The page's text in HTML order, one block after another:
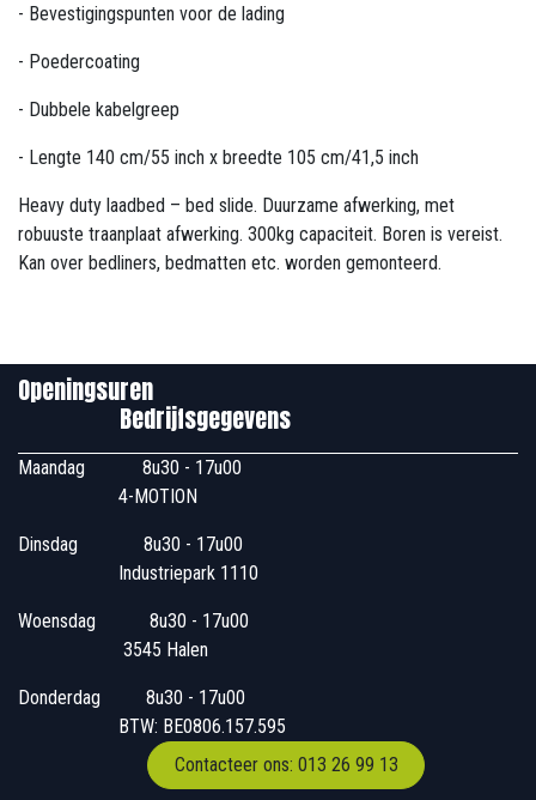
- Bevestigingspunten voor de lading
- Poedercoating
- Dubbele kabelgreep
- Lengte 140 cm/55 inch x breedte 105 cm/41,5 inch
Heavy duty laadbed – bed slide. Duurzame afwerking, met
robuuste traanplaat afwerking. 300kg capaciteit. Boren is vereist.
Kan over bedliners, bedmatten etc. worden gemonteerd.
Openingsuren
Bedrijfsgegevens
Maandag
​8u30 - 17u00
4-MOTION
Dinsdag
​8u30 - 17u00
Industriepark 1110
Woensdag
​​​ 8u30 - 17u00
3545 Halen
Donderdag
​​8u30 - 17u00
BTW: BE0806.157.595
Contacteer ons: 013 26 99 13